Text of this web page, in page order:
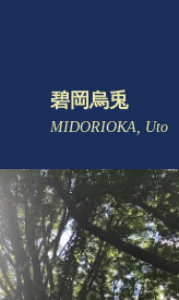
碧岡烏兎
MIDORIOKA, Uto